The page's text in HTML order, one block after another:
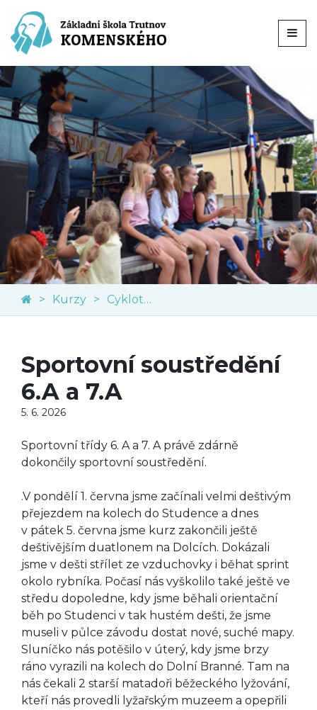
Kurzy Cykloturistický kurz
Sportovní soustředění
6.A a 7.A
5. 6. 2026
Sportovní třídy 6. A a 7. A právě zdárně
dokončily sportovní soustředění.
.V pondělí 1. června jsme začínali velmi deštivým
přejezdem na kolech do Studence a dnes
v pátek 5. června jsme kurz zakončili ještě
deštivějším duatlonem na Dolcích. Dokázali
jsme v dešti střílet ze vzduchovky i běhat sprint
okolo rybníka. Počasí nás vyškolilo také ještě ve
středu dopoledne, kdy jsme běhali orientační
běh po Studenci v tak hustém dešti, že jsme
museli v půlce závodu dostat nové, suché mapy.
Sluníčko nás potěšilo v úterý, kdy jsme brzy
ráno vyrazili na kolech do Dolní Branné. Tam na
nás čekali 2 starší matadoři běžeckého lyžování,
kteří nás provedli lyžařským muzeem a opepřili